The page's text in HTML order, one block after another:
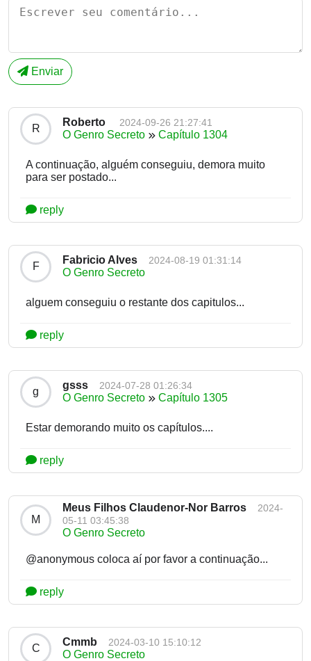
Enviar
R
Roberto 2024-09-26 21:27:41
O Genro Secreto Capítulo 1304
A continuação, alguém conseguiu, demora muito
para ser postado...
reply
F
Fabricio Alves 2024-08-19 01:31:14
O Genro Secreto
alguem conseguiu o restante dos capitulos...
reply
g
gsss 2024-07-28 01:26:34
O Genro Secreto Capítulo 1305
Estar demorando muito os capítulos....
reply
M
Meus Filhos Claudenor-Nor Barros
2024-
05-11 03:45:38
O Genro Secreto
@anonymous coloca aí por favor a continuação...
reply
C
Cmmb 2024-03-10 15:10:12
O Genro Secreto